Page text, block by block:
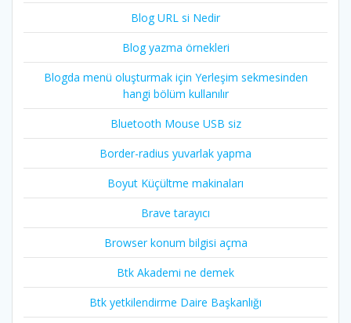
Blog URL si Nedir
Blog yazma örnekleri
Blogda menü oluşturmak için Yerleşim sekmesinden
hangi bölüm kullanılır
Bluetooth Mouse USB siz
Border-radius yuvarlak yapma
Boyut Küçültme makinaları
Brave tarayıcı
Browser konum bilgisi açma
Btk Akademi ne demek
Btk yetkilendirme Daire Başkanlığı